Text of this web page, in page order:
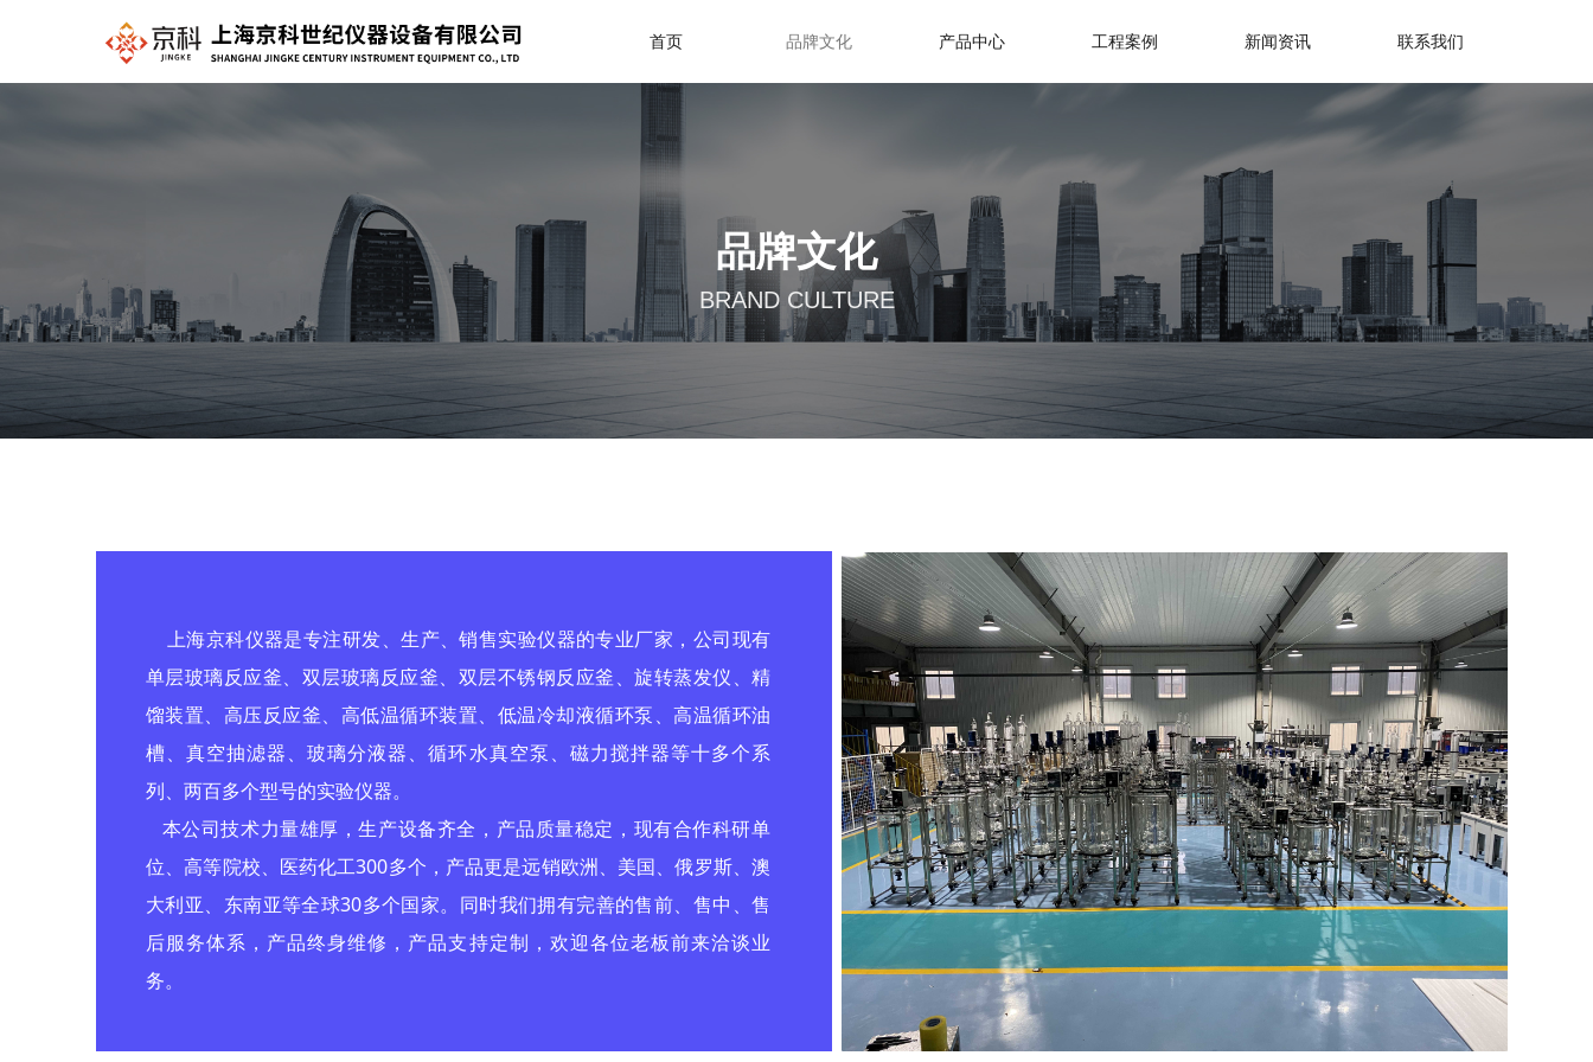
首页 品牌文化 产品中心 工程案例 新闻资讯 联系我们
品牌文化
BRAND CULTURE
上海京科仪器是专注研发、生产、销售实验仪器的专业厂家，公司现有
单层玻璃反应釜、双层玻璃反应釜、双层不锈钢反应釜、旋转蒸发仪、精
馏装置、高压反应釜、高低温循环装置、低温冷却液循环泵、高温循环油
槽、真空抽滤器、玻璃分液器、循环水真空泵、磁力搅拌器等十多个系
列、两百多个型号的实验仪器。
本公司技术力量雄厚，生产设备齐全，产品质量稳定，现有合作科研单
位、高等院校、医药化工300多个，产品更是远销欧洲、美国、俄罗斯、澳
大利亚、东南亚等全球30多个国家。同时我们拥有完善的售前、售中、售
后服务体系，产品终身维修，产品支持定制，欢迎各位老板前来洽谈业
务。